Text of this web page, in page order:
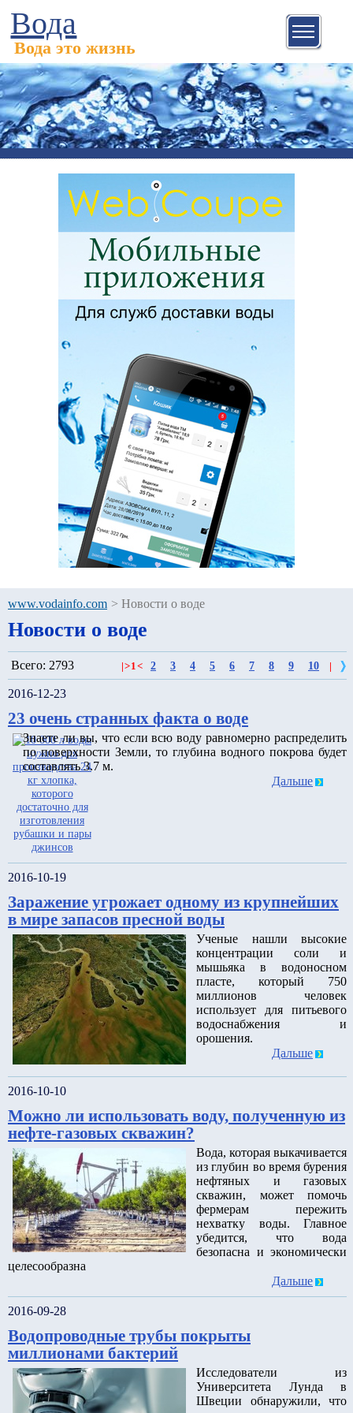
Вода
Вода это жизнь
www.vodainfo.com > Новости о воде
Новости о воде
Всего: 2793 >1< 2 3 4 5 6 7 8 9 10
2016-12-23
23 очень странных факта о воде
Знаете ли вы, что если всю воду равномерно распределить
по поверхности Земли, то глубина водного покрова будет
составлять 3.7 м.
Дальше
2016-10-19
Заражение угрожает одному из крупнейших
в мире запасов пресной воды
Ученые нашли высокие
концентрации соли и
мышьяка в водоносном
пласте, который 750
миллионов человек
использует для питьевого
водоснабжения и
орошения.
Дальше
2016-10-10
Можно ли использовать воду, полученную из
нефте-газовых скважин?
Вода, которая выкачивается
из глубин во время бурения
нефтяных и газовых
скважин, может помочь
фермерам пережить
нехватку воды. Главное
убедится, что вода
безопасна и экономически
целесообразна
Дальше
2016-09-28
Водопроводные трубы покрыты
миллионами бактерий
Исследователи из
Университета Лунда в
Швеции обнаружили, что